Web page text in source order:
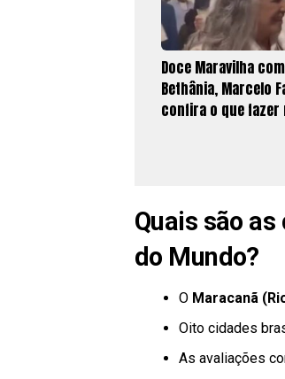
Doce Maravilha
Bethânia, Marcelo
confira o que fazer
Quais são
do Mundo?
O Maracanã
Oito cidades
As avaliações